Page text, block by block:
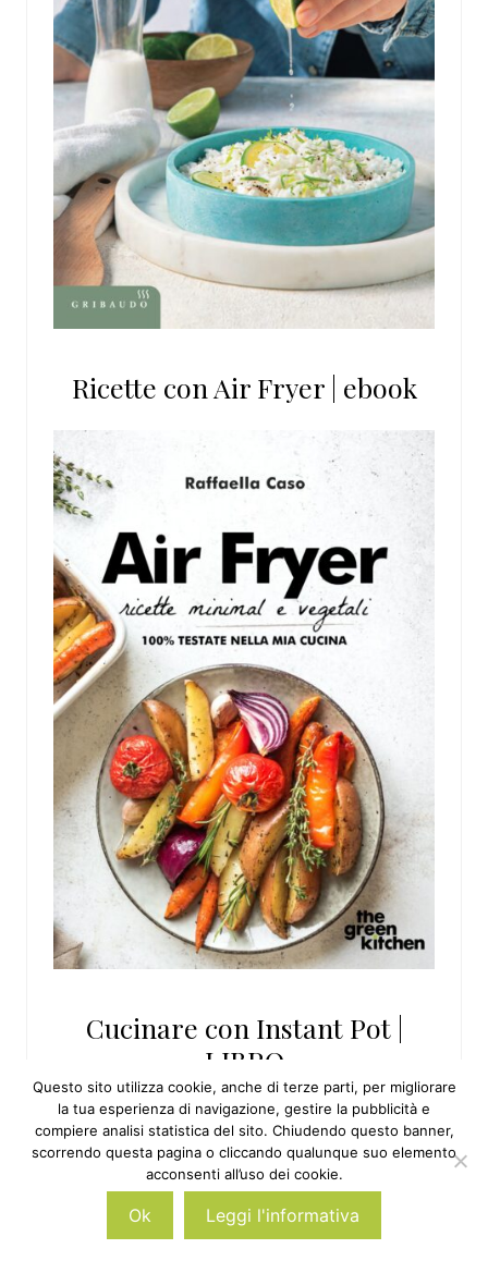
Ricette con Air Fryer | ebook
Cucinare con Instant Pot |
LIBRO
Questo sito utilizza cookie, anche di terze parti, per migliorare
la tua esperienza di navigazione, gestire la pubblicità e
compiere analisi statistica del sito. Chiudendo questo banner,
scorrendo questa pagina o cliccando qualunque suo elemento
acconsenti all’uso dei cookie.
Ok Leggi l'informativa